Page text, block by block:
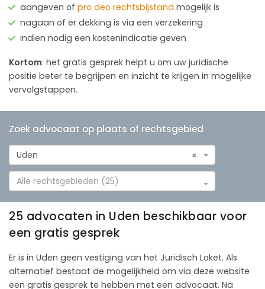
aangeven of pro deo rechtsbijstand mogelijk is
nagaan of er dekking is via een verzekering
indien nodig een kostenindicatie geven
Kortom: het gratis gesprek helpt u om uw juridische
positie beter te begrijpen en inzicht te krijgen in mogelijke
vervolgstappen.
Zoek advocaat op plaats of rechtsgebied
×
Uden
Alle rechtsgebieden (25)
25 advocaten in Uden beschikbaar voor
een gratis gesprek
Er is in Uden geen vestiging van het Juridisch Loket. Als
alternatief bestaat de mogelijkheid om via deze website
een gratis gesprek te hebben met een advocaat. Na